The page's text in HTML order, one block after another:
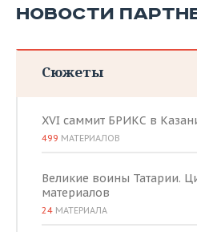
НОВОСТИ
Сюжеты
XVI саммит БРИКС в
499 МАТЕРИАЛОВ
Великие воины Татарии.
материалов
24 МАТЕРИАЛА